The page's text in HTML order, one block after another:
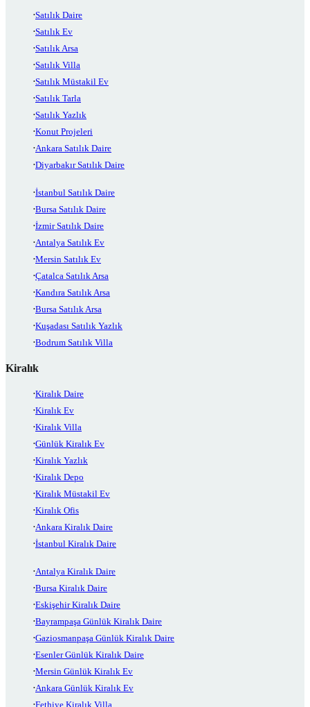
Satılık Daire
Satılık Ev
Satılık Arsa
Satılık Villa
Satılık Müstakil Ev
Satılık Tarla
Satılık Yazlık
Konut Projeleri
Ankara Satılık Daire
Diyarbakır Satılık Daire
İstanbul Satılık Daire
Bursa Satılık Daire
İzmir Satılık Daire
Antalya Satılık Ev
Mersin Satılık Ev
Çatalca Satılık Arsa
Kandıra Satılık Arsa
Bursa Satılık Arsa
Kuşadası Satılık Yazlık
Bodrum Satılık Villa
Kiralık
Kiralık Daire
Kiralık Ev
Kiralık Villa
Günlük Kiralık Ev
Kiralık Yazlık
Kiralık Depo
Kiralık Müstakil Ev
Kiralık Ofis
Ankara Kiralık Daire
İstanbul Kiralık Daire
Antalya Kiralık Daire
Bursa Kiralık Daire
Eskişehir Kiralık Daire
Bayrampaşa Günlük Kiralık Daire
Gaziosmanpaşa Günlük Kiralık Daire
Esenler Günlük Kiralık Daire
Mersin Günlük Kiralık Ev
Ankara Günlük Kiralık Ev
Fethiye Kiralık Villa